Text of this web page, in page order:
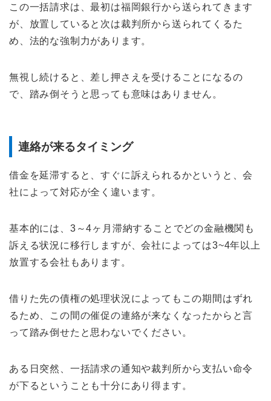
この一括請求は、最初は福岡銀行から送られてきます
が、放置していると次は裁判所から送られてくるた
め、法的な強制力があります。
無視し続けると、差し押さえを受けることになるの
で、踏み倒そうと思っても意味はありません。
連絡が来るタイミング
借金を延滞すると、すぐに訴えられるかというと、会
社によって対応が全く違います。
基本的には、3～4ヶ月滞納することでどの金融機関も
訴える状況に移行しますが、会社によっては3~4年以上
放置する会社もあります。
借りた先の債権の処理状況によってもこの期間はずれ
るため、この間の催促の連絡が来なくなったからと言
って踏み倒せたと思わないでください。
ある日突然、一括請求の通知や裁判所から支払い命令
が下るということも十分にあり得ます。